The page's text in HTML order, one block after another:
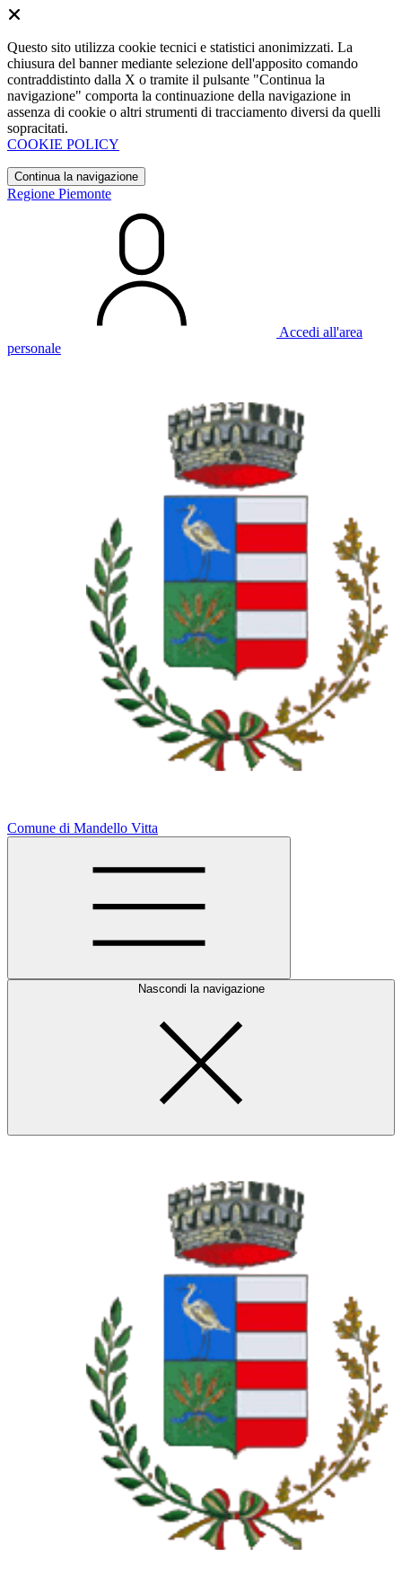
Questo sito utilizza cookie tecnici e statistici anonimizzati. La
chiusura del banner mediante selezione dell'apposito comando
contraddistinto dalla X o tramite il pulsante "Continua la
navigazione" comporta la continuazione della navigazione in
assenza di cookie o altri strumenti di tracciamento diversi da quelli
sopracitati.
COOKIE POLICY
Continua la navigazione
Regione Piemonte
Accedi all'area
personale
Comune di Mandello Vitta
Nascondi la navigazione